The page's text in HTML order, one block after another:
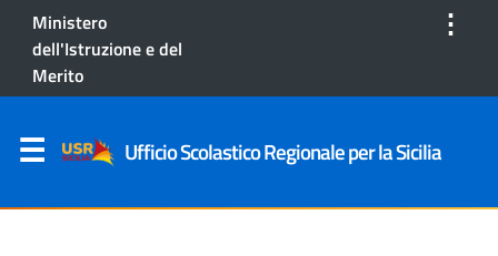
Ministero
dell'Istruzione e del
Merito
⋮
Ufficio Scolastico Regionale per la Sicilia